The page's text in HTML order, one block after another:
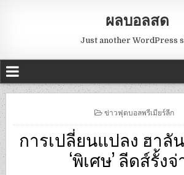
ผลบอลสด
Just another WordPress
POSTED
ข่าวฟุตบอลพรีเมียร์ลีก
การเปลี่ยนแปลง ฮาลั
‘พิเศษ’ ลีดส์รั้ง